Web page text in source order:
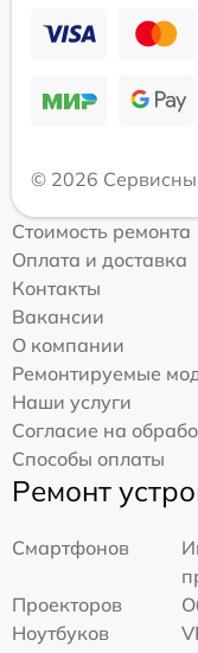
© 2026
Стоимость ремонта
Оплата и доставка
Контакты
Вакансии
О компании
Ремонтируемые
Наши услуги
Согласие на
Способы оплаты
Ремонт
Смартфонов
Проекторов
Ноутбуков